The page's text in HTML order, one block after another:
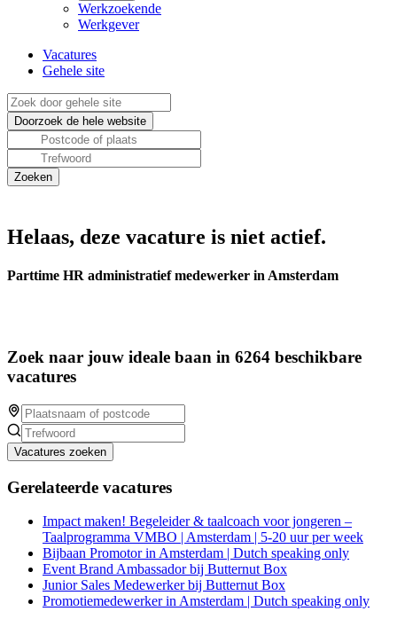
Werkzoekende
Werkgever
Vacatures
Gehele site
Helaas, deze vacature is niet actief.
Parttime HR administratief medewerker in Amsterdam
Zoek naar jouw ideale baan in 6264 beschikbare
vacatures
Vacatures zoeken
Gerelateerde vacatures
Impact maken! Begeleider & taalcoach voor jongeren –
Taalprogramma VMBO | Amsterdam | 5-20 uur per week
Bijbaan Promotor in Amsterdam | Dutch speaking only
Event Brand Ambassador bij Butternut Box
Junior Sales Medewerker bij Butternut Box
Promotiemedewerker in Amsterdam | Dutch speaking only